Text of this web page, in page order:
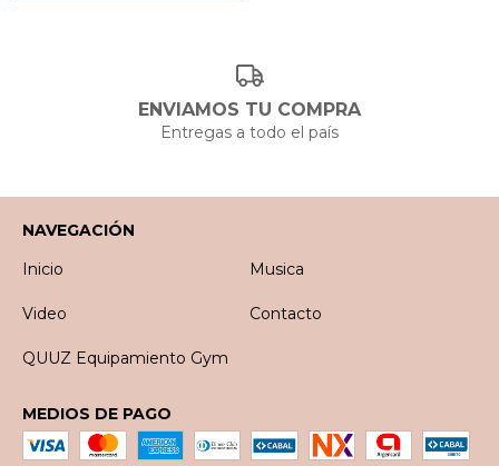
ENVIAMOS TU COMPRA
Entregas a todo el país
NAVEGACIÓN
Inicio
Musica
Video Contacto
QUUZ Equipamiento Gym
MEDIOS DE PAGO